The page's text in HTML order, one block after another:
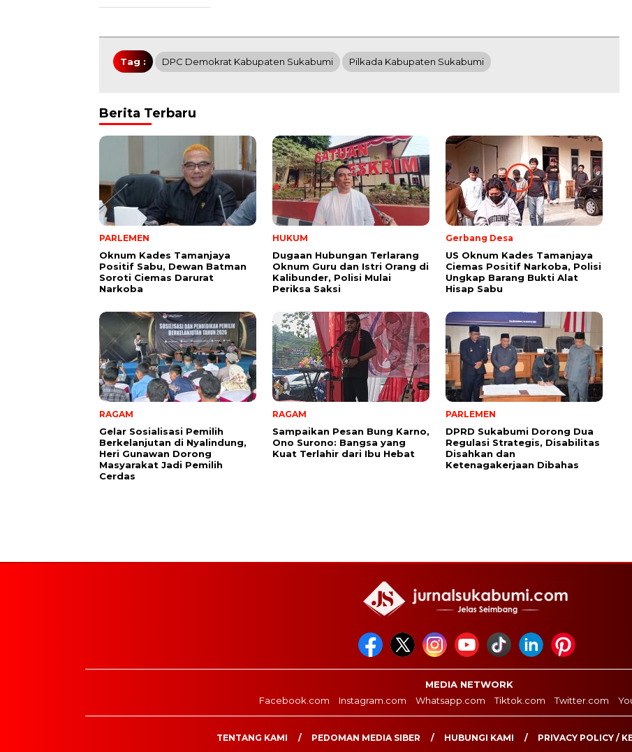
Tag : DPC Demokrat Kabupaten Sukabumi Pilkada Kabupaten Sukabumi
Berita Terbaru
PARLEMEN
Oknum Kades Tamanjaya
Positif Sabu, Dewan Batman
Soroti Ciemas Darurat
Narkoba
HUKUM
Dugaan Hubungan Terlarang
Oknum Guru dan Istri Orang di
Kalibunder, Polisi Mulai
Periksa Saksi
Gerbang Desa
US Oknum Kades Tamanjaya
Ciemas Positif Narkoba, Polisi
Ungkap Barang Bukti Alat
Hisap Sabu
RAGAM
Gelar Sosialisasi Pemilih
Berkelanjutan di Nyalindung,
Heri Gunawan Dorong
Masyarakat Jadi Pemilih
Cerdas
RAGAM
Sampaikan Pesan Bung Karno,
Ono Surono: Bangsa yang
Kuat Terlahir dari Ibu Hebat
PARLEMEN
DPRD Sukabumi Dorong Dua
Regulasi Strategis, Disabilitas
Disahkan dan
Ketenagakerjaan Dibahas
MEDIA NETWORK
Facebook.com
Instagram.com Whatsapp.com Tiktok.com Twitter.com
TENTANG KAMI PEDOMAN MEDIA SIBER HUBUNGI KAMI PRIVACY POLICY /